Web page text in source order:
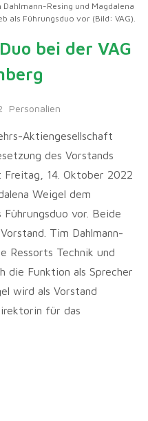
Resing und Magdalena
als Führungsduo vor (Bild: VAG).
bei der VAG
Personalien
Aktiengesellschaft
des Vorstands
14. Oktober 2022
Weigel dem
vor. Beide
Tim Dahlmann-
Ressorts Technik und
die Funktion als Sprecher
wird als Vorstand
für das